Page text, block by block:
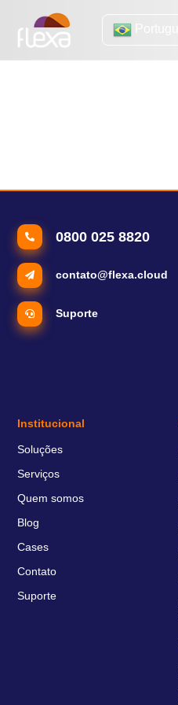
0800 025 8820
contato@flexa.cloud
Suporte
Institucional
Soluções
Serviços
Quem somos
Blog
Cases
Contato
Suporte